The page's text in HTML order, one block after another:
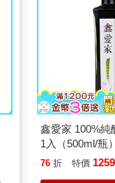
鑫愛家 100%純
1入（500ml/瓶）
76 折 特價 1259